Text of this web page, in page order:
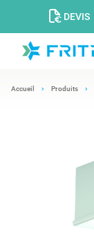
DEVIS
Accueil Produits